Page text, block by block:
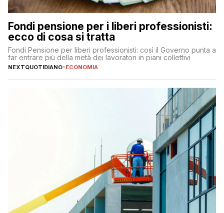
Fondi pensione per i liberi professionisti:
ecco di cosa si tratta
Fondi Pensione per liberi professionisti: così il Governo punta a
far entrare più della metà dei lavoratori in piani collettivi
NEXTQUOTIDIANO-ECONOMIA